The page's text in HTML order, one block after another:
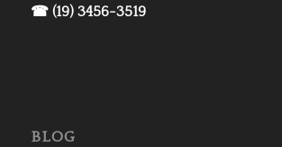
☎ (19) 3456-3519
BLOG